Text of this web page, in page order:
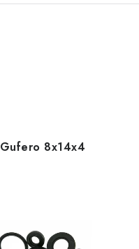
Gufero 8x14x4